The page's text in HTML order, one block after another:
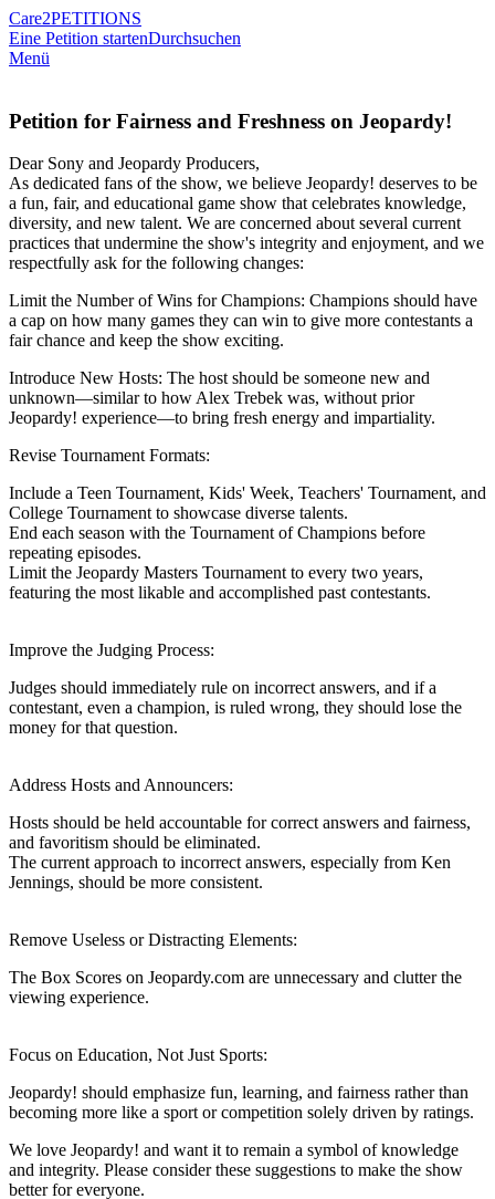
Care2PETITIONS
Eine Petition startenDurchsuchen
Menü
Petition for Fairness and Freshness on Jeopardy!
Dear Sony and Jeopardy Producers,
As dedicated fans of the show, we believe Jeopardy! deserves to be
a fun, fair, and educational game show that celebrates knowledge,
diversity, and new talent. We are concerned about several current
practices that undermine the show's integrity and enjoyment, and we
respectfully ask for the following changes:
Limit the Number of Wins for Champions: Champions should have
a cap on how many games they can win to give more contestants a
fair chance and keep the show exciting.
Introduce New Hosts: The host should be someone new and
unknown—similar to how Alex Trebek was, without prior
Jeopardy! experience—to bring fresh energy and impartiality.
Revise Tournament Formats:
Include a Teen Tournament, Kids' Week, Teachers' Tournament, and
College Tournament to showcase diverse talents.
End each season with the Tournament of Champions before
repeating episodes.
Limit the Jeopardy Masters Tournament to every two years,
featuring the most likable and accomplished past contestants.
Improve the Judging Process:
Judges should immediately rule on incorrect answers, and if a
contestant, even a champion, is ruled wrong, they should lose the
money for that question.
Address Hosts and Announcers:
Hosts should be held accountable for correct answers and fairness,
and favoritism should be eliminated.
The current approach to incorrect answers, especially from Ken
Jennings, should be more consistent.
Remove Useless or Distracting Elements:
The Box Scores on Jeopardy.com are unnecessary and clutter the
viewing experience.
Focus on Education, Not Just Sports:
Jeopardy! should emphasize fun, learning, and fairness rather than
becoming more like a sport or competition solely driven by ratings.
We love Jeopardy! and want it to remain a symbol of knowledge
and integrity. Please consider these suggestions to make the show
better for everyone.